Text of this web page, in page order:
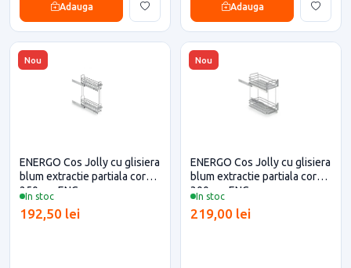
Adauga Adauga
Nou
In stoc
ENERGO Cos Jolly cu glisiera
blum extractie partiala corp
250mm ENG
192,50 lei
Nou
In stoc
ENERGO Cos Jolly cu glisiera
blum extractie partiala corp
300mm ENG
219,00 lei